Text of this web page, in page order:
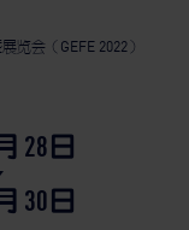
览会（GEFE 2022）
28日
30日